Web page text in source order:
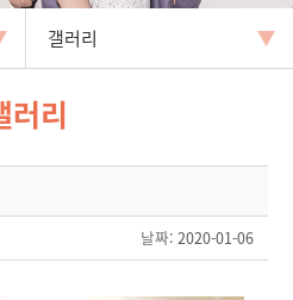
갤러리
러리
날짜: 2020-01-06